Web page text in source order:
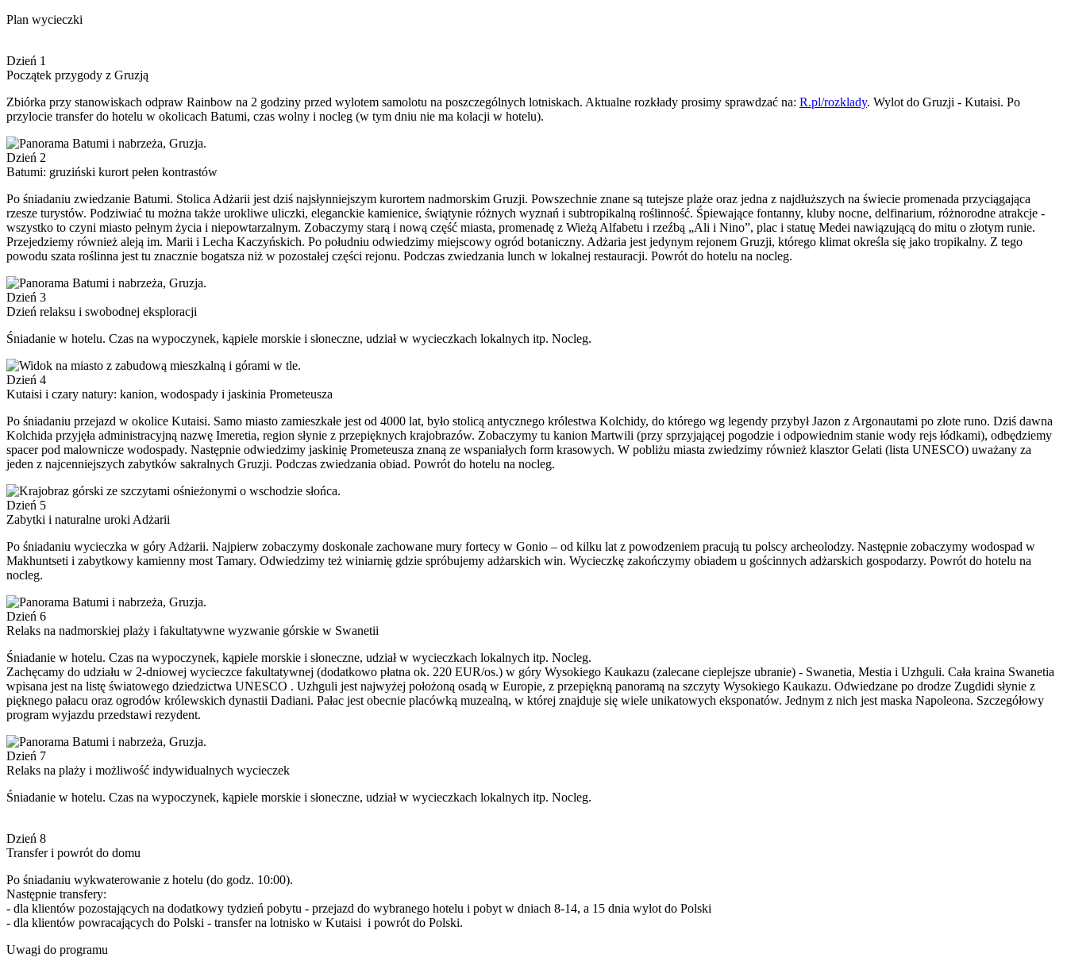
Plan wycieczki
Dzień 1
Początek przygody z Gruzją
Zbiórka przy stanowiskach odpraw Rainbow na 2 godziny przed wylotem samolotu na poszczególnych lotniskach. Aktualne rozkłady prosimy sprawdzać na: R.pl/rozklady. Wylot do Gruzji - Kutaisi. Po
przylocie transfer do hotelu w okolicach Batumi, czas wolny i nocleg (w tym dniu nie ma kolacji w hotelu).
Dzień 2
Batumi: gruziński kurort pełen kontrastów
Po śniadaniu zwiedzanie Batumi. Stolica Adżarii jest dziś najsłynniejszym kurortem nadmorskim Gruzji. Powszechnie znane są tutejsze plaże oraz jedna z najdłuższych na świecie promenada przyciągająca
rzesze turystów. Podziwiać tu można także urokliwe uliczki, eleganckie kamienice, świątynie różnych wyznań i subtropikalną roślinność. Śpiewające fontanny, kluby nocne, delfinarium, różnorodne atrakcje -
wszystko to czyni miasto pełnym życia i niepowtarzalnym. Zobaczymy starą i nową część miasta, promenadę z Wieżą Alfabetu i rzeźbą „Ali i Nino”, plac i statuę Medei nawiązującą do mitu o złotym runie.
Przejedziemy również aleją im. Marii i Lecha Kaczyńskich. Po południu odwiedzimy miejscowy ogród botaniczny. Adżaria jest jedynym rejonem Gruzji, którego klimat określa się jako tropikalny. Z tego
powodu szata roślinna jest tu znacznie bogatsza niż w pozostałej części rejonu. Podczas zwiedzania lunch w lokalnej restauracji. Powrót do hotelu na nocleg.
Dzień 3
Dzień relaksu i swobodnej eksploracji
Śniadanie w hotelu. Czas na wypoczynek, kąpiele morskie i słoneczne, udział w wycieczkach lokalnych itp. Nocleg.
Dzień 4
Kutaisi i czary natury: kanion, wodospady i jaskinia Prometeusza
Po śniadaniu przejazd w okolice Kutaisi. Samo miasto zamieszkałe jest od 4000 lat, było stolicą antycznego królestwa Kolchidy, do którego wg legendy przybył Jazon z Argonautami po złote runo. Dziś dawna
Kolchida przyjęła administracyjną nazwę Imeretia, region słynie z przepięknych krajobrazów. Zobaczymy tu kanion Martwili (przy sprzyjającej pogodzie i odpowiednim stanie wody rejs łódkami), odbędziemy
spacer pod malownicze wodospady. Następnie odwiedzimy jaskinię Prometeusza znaną ze wspaniałych form krasowych. W pobliżu miasta zwiedzimy również klasztor Gelati (lista UNESCO) uważany za
jeden z najcenniejszych zabytków sakralnych Gruzji. Podczas zwiedzania obiad. Powrót do hotelu na nocleg.
Dzień 5
Zabytki i naturalne uroki Adżarii
Po śniadaniu wycieczka w góry Adżarii. Najpierw zobaczymy doskonale zachowane mury fortecy w Gonio – od kilku lat z powodzeniem pracują tu polscy archeolodzy. Następnie zobaczymy wodospad w
Makhuntseti i zabytkowy kamienny most Tamary. Odwiedzimy też winiarnię gdzie spróbujemy adżarskich win. Wycieczkę zakończymy obiadem u gościnnych adżarskich gospodarzy. Powrót do hotelu na
nocleg.
Dzień 6
Relaks na nadmorskiej plaży i fakultatywne wyzwanie górskie w Swanetii
Śniadanie w hotelu. Czas na wypoczynek, kąpiele morskie i słoneczne, udział w wycieczkach lokalnych itp. Nocleg.
Zachęcamy do udziału w 2-dniowej wycieczce fakultatywnej (dodatkowo płatna ok. 220 EUR/os.) w góry Wysokiego Kaukazu (zalecane cieplejsze ubranie) - Swanetia, Mestia i Uzhguli. Cała kraina Swanetia
wpisana jest na listę światowego dziedzictwa UNESCO . Uzhguli jest najwyżej położoną osadą w Europie, z przepiękną panoramą na szczyty Wysokiego Kaukazu. Odwiedzane po drodze Zugdidi słynie z
pięknego pałacu oraz ogrodów królewskich dynastii Dadiani. Pałac jest obecnie placówką muzealną, w której znajduje się wiele unikatowych eksponatów. Jednym z nich jest maska Napoleona. Szczegółowy
program wyjazdu przedstawi rezydent.
Dzień 7
Relaks na plaży i możliwość indywidualnych wycieczek
Śniadanie w hotelu. Czas na wypoczynek, kąpiele morskie i słoneczne, udział w wycieczkach lokalnych itp. Nocleg.
Dzień 8
Transfer i powrót do domu
Po śniadaniu wykwaterowanie z hotelu (do godz. 10:00).
Następnie transfery:
- dla klientów pozostających na dodatkowy tydzień pobytu - przejazd do wybranego hotelu i pobyt w dniach 8-14, a 15 dnia wylot do Polski
- dla klientów powracających do Polski - transfer na lotnisko w Kutaisi i powrót do Polski.
Uwagi do programu